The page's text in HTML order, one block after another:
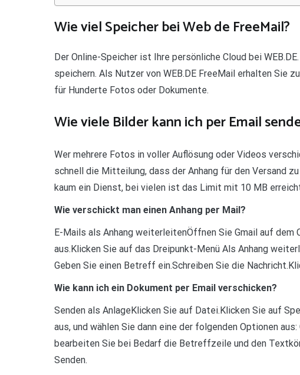
Wie viel Speicher bei Web de FreeMail?
Der Online-Speicher ist Ihre persönliche Cloud bei
speichern. Als Nutzer von WEB.DE FreeMail erhalten Sie
für Hunderte Fotos oder Dokumente.
Wie viele Bilder kann ich per Email
Wer mehrere Fotos in voller Auflösung oder Videos
schnell die Mitteilung, dass der Anhang für den Versand
kaum ein Dienst, bei vielen ist das Limit mit 10 MB
Wie verschickt man einen Anhang per Mail?
E-Mails als Anhang weiterleitenÖffnen Sie Gmail auf dem
aus.Klicken Sie auf das Dreipunkt-Menü Als Anhang
Geben Sie einen Betreff ein.Schreiben Sie die
Wie kann ich ein Dokument per Email verschicken?
Senden als AnlageKlicken Sie auf Datei.Klicken Sie auf
aus, und wählen Sie dann eine der folgenden Optionen
bearbeiten Sie bei Bedarf die Betreffzeile und den
Senden.